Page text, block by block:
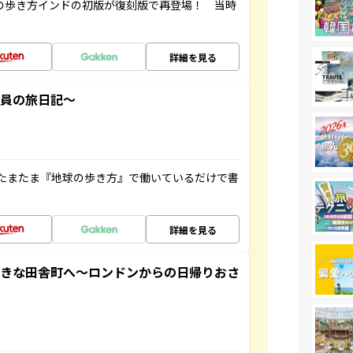
歩き方インドの初版が復刻版で再登場！ 当時
詳細を見る
の旅日記～
たま『地球の歩き方』で働いているだけで書
詳細を見る
な田舎町へ～ロンドンからの日帰りおさ